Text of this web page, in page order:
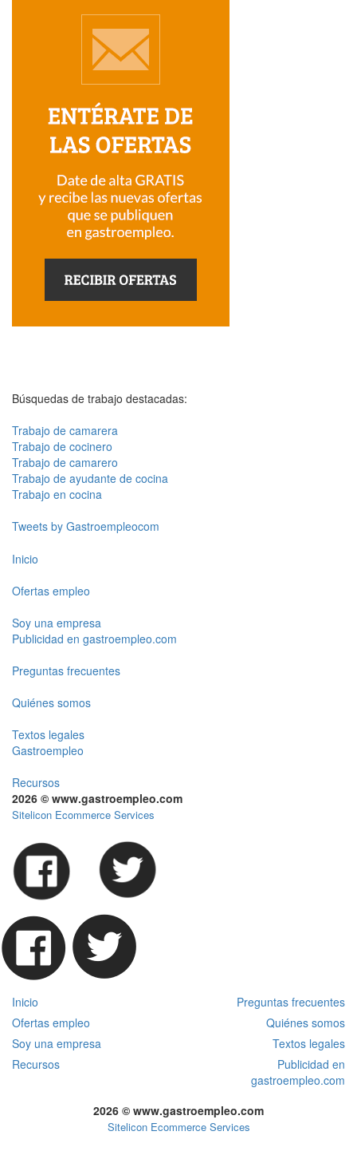
Búsquedas de trabajo destacadas:
Trabajo de camarera
Trabajo de cocinero
Trabajo de camarero
Trabajo de ayudante de cocina
Trabajo en cocina
Tweets by Gastroempleocom
Inicio
Ofertas empleo
Soy una empresa
Publicidad en gastroempleo.com
Preguntas frecuentes
Quiénes somos
Textos legales
Gastroempleo
Recursos
2026 © www.gastroempleo.com
Sitelicon Ecommerce Services
Inicio
Preguntas frecuentes
Ofertas empleo
Quiénes somos
Soy una empresa
Textos legales
Recursos
Publicidad en
gastroempleo.com
2026 © www.gastroempleo.com
Sitelicon Ecommerce Services